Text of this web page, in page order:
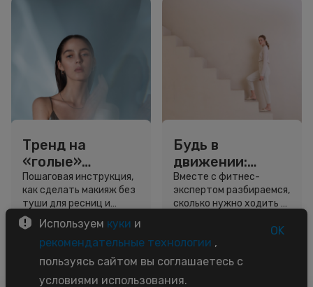
Тренд на
«голые»
ресницы: как
выглядеть
свежо, не
используя тушь
Пошаговая инструкция,
как сделать макияж без
туши для ресниц и
звёздный образ для
вдохновения.
3 минуты
Будь в
движении:
сколько нужно
шагов для
красоты и
Вместе с фитнес-
экспертом разбираемся,
сколько нужно ходить и
5 минут
Используем куки и
рекомендательные технологии ,
пользуясь сайтом вы соглашаетесь с
условиями использования.
OK